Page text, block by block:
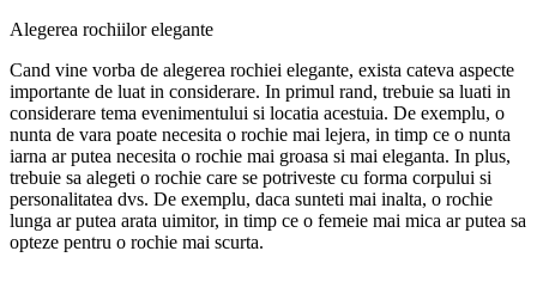
Alegerea rochiilor elegante
Cand vine vorba de alegerea rochiei elegante, exista cateva aspecte
importante de luat in considerare. In primul rand, trebuie sa luati in
considerare tema evenimentului si locatia acestuia. De exemplu, o
nunta de vara poate necesita o rochie mai lejera, in timp ce o nunta
iarna ar putea necesita o rochie mai groasa si mai eleganta. In plus,
trebuie sa alegeti o rochie care se potriveste cu forma corpului si
personalitatea dvs. De exemplu, daca sunteti mai inalta, o rochie
lunga ar putea arata uimitor, in timp ce o femeie mai mica ar putea sa
opteze pentru o rochie mai scurta.